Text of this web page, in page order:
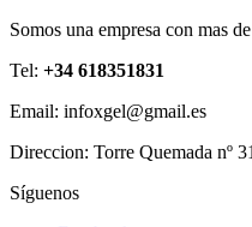
Somos una empresa con mas
Tel: +34 618351831
Email: infoxgel@gmail.es
Direccion: Torre Quemada nº
Síguenos